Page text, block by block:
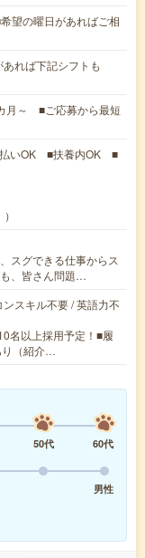
望の曜日があればご相
れば下記シフトも
月～ ■ご応募から最短
払いOK ■扶養内OK ■
スグできる仕事からス
、皆さん問題…
スキル不要 / 英語力不
名以上採用予定！■履
り（紹介…
50代
60代
男性